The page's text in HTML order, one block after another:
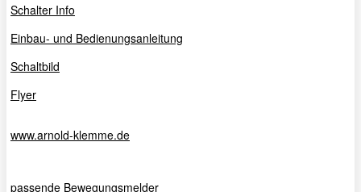
Schalter Info
Einbau- und Bedienungsanleitung
Schaltbild
Flyer
www.arnold-klemme.de
passende Bewegungsmelder